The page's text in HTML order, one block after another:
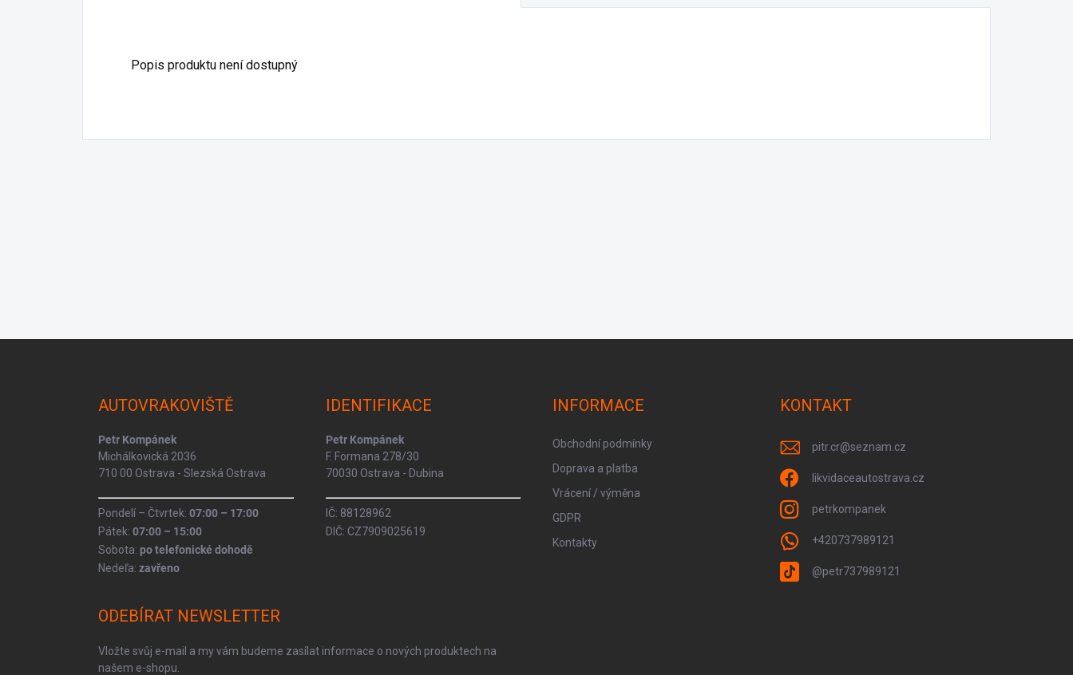
Popis produktu není dostupný
AUTOVRAKOVIŠTĚ
Petr Kompánek
Michálkovická 2036
710 00 Ostrava - Slezská Ostrava
Pondelí – Čtvrtek: 07:00 – 17:00
Pátek: 07:00 – 15:00
Sobota: po telefonické dohodě
Nedeľa: zavřeno
IDENTIFIKACE
Petr Kompánek
F. Formana 278/30
70030 Ostrava - Dubina
IČ: 88128962
DIČ: CZ7909025619
INFORMACE
Obchodní podmínky
Doprava a platba
Vrácení / výměna
GDPR
Kontakty
KONTAKT
pitr.cr@seznam.cz
likvidaceautostrava.cz
petrkompanek
+420737989121
@petr737989121
ODEBÍRAT NEWSLETTER
Vložte svůj e-mail a my vám budeme zasílat informace o nových produktech na
našem e-shopu.